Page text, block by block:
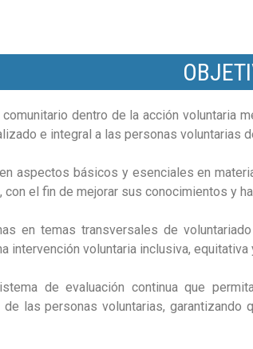
dentro de la acción voluntaria
e integral a las personas
aspectos básicos y esenciales en
el fin de mejorar sus conocimientos y
en temas transversales de
intervención voluntaria inclusiva,
de evaluación continua que
las personas voluntarias,